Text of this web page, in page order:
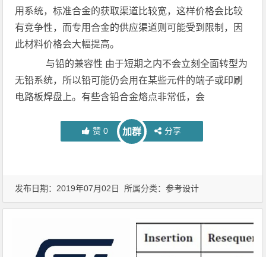
用系统，标准合金的获取渠道比较宽，这样价格会比较
有竞争性，而专用合金的供应渠道则可能受到限制，因
此材料价格会大幅提高。
与铅的兼容性 由于短期之内不会立刻全面转型为
无铅系统，所以铅可能仍会用在某些元件的端子或印刷
电路板焊盘上。有些含铅合金熔点非常低，会
赞 0 加群 分享
发布日期：2019年07月02日 所属分类：参考设计